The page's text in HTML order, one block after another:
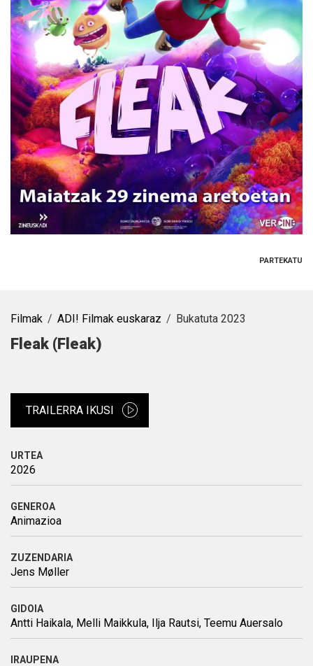
PARTEKATU
Filmak ADI! Filmak euskaraz Bukatuta 2023
Fleak (Fleak)
TRAILERRA IKUSI
URTEA
2026
GENEROA
Animazioa
ZUZENDARIA
Jens Møller
GIDOIA
Antti Haikala, Melli Maikkula, Ilja Rautsi, Teemu Auersalo
IRAUPENA